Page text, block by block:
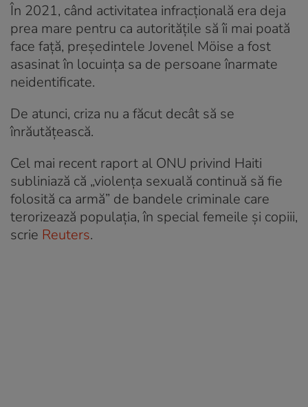
În 2021, când activitatea infracțională era deja
prea mare pentru ca autoritățile să îi mai poată
face față, președintele Jovenel Möise a fost
asasinat în locuința sa de persoane înarmate
neidentificate.
De atunci, criza nu a făcut decât să se
înrăutățească.
Cel mai recent raport al ONU privind Haiti
subliniază că „violența sexuală continuă să fie
folosită ca armă” de bandele criminale care
terorizează populația, în special femeile și copiii,
scrie Reuters.